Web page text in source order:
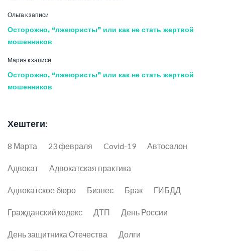
Ольгак записи
Осторожно, “лжеюристы” или как не стать жертвой
мошенников
Мария к записи
Осторожно, “лжеюристы” или как не стать жертвой
мошенников
Хештеги:
8 Марта 23 февраля Covid-19 Автосалон
Адвокат Адвокатская практика
Адвокатское бюро Бизнес Брак ГИБДД
Гражданский кодекс ДТП День России
День защитника Отечества Долги